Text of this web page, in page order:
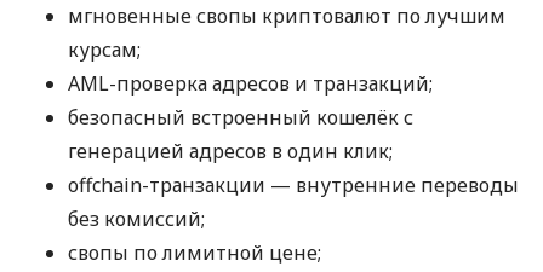
мгновенные свопы криптовалют по лучшим
курсам;
AML-проверка адресов и транзакций;
безопасный встроенный кошелёк с
генерацией адресов в один клик;
offchain-транзакции — внутренние переводы
без комиссий;
свопы по лимитной цене;